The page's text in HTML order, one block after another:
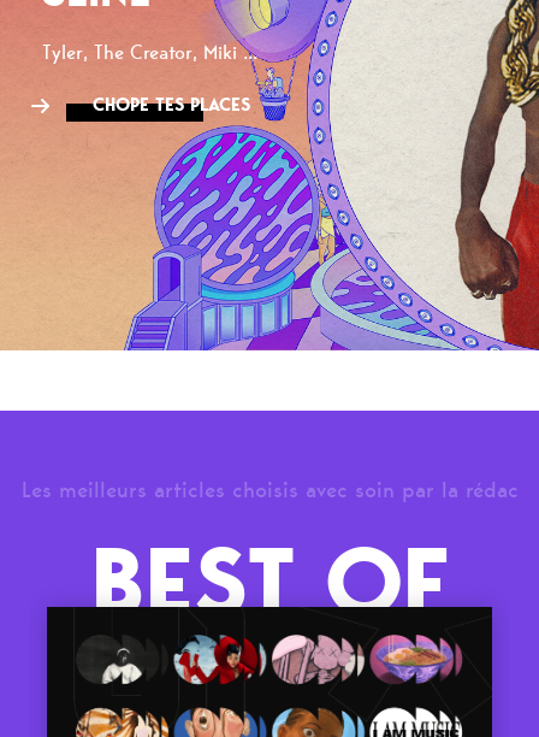
Tyler, The Creator, Miki ...
CHOPE TES PLACES
Les meilleurs articles choisis avec soin par la rédac
BEST OF